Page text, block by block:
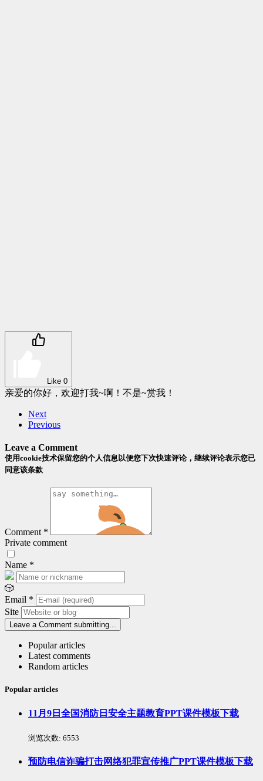
Like 0
亲爱的你好，欢迎打我~啊！不是~赏我！
Next
Previous
Leave a Comment
使用cookie技术保留您的个人信息以便您下次快速评论，继续评论表示您已
同意该条款
Comment *
Private comment
Name *
🎲
Email *
Site
Leave a Comment submitting...
Popular articles
Latest comments
Random articles
Popular articles
11月9日全国消防日安全主题教育PPT课件模板下载
浏览次数: 6553
预防电信诈骗打击网络犯罪宣传推广PPT课件模板下载